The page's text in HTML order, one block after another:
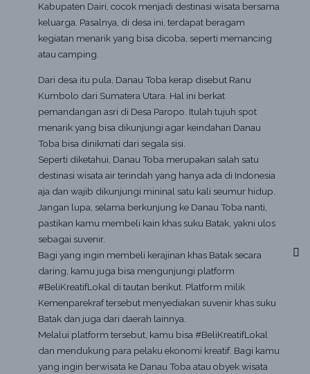
Kabupaten Dairi, cocok menjadi destinasi wisata bersama
keluarga. Pasalnya, di desa ini, terdapat beragam
kegiatan menarik yang bisa dicoba, seperti memancing
atau camping.
Dari desa itu pula, Danau Toba kerap disebut Ranu
Kumbolo dari Sumatera Utara. Hal ini berkat
pemandangan asri di Desa Paropo. Itulah tujuh spot
menarik yang bisa dikunjungi agar keindahan Danau
Toba bisa dinikmati dari segala sisi.
Seperti diketahui, Danau Toba merupakan salah satu
destinasi wisata air terindah yang hanya ada di Indonesia
aja dan wajib dikunjungi mininal satu kali seumur hidup.
Jangan lupa, selama berkunjung ke Danau Toba nanti,
pastikan kamu membeli kain khas suku Batak, yakni ulos
sebagai suvenir.
Bagi yang ingin membeli kerajinan khas Batak secara
daring, kamu juga bisa mengunjungi platform
#BeliKreatifLokal di tautan berikut. Platform milik
Kemenparekraf tersebut menyediakan suvenir khas suku
Batak dan juga dari daerah lainnya.
Melalui platform tersebut, kamu bisa #BeliKreatifLokal
dan mendukung para pelaku ekonomi kreatif. Bagi kamu
yang ingin berwisata ke Danau Toba atau obyek wisata